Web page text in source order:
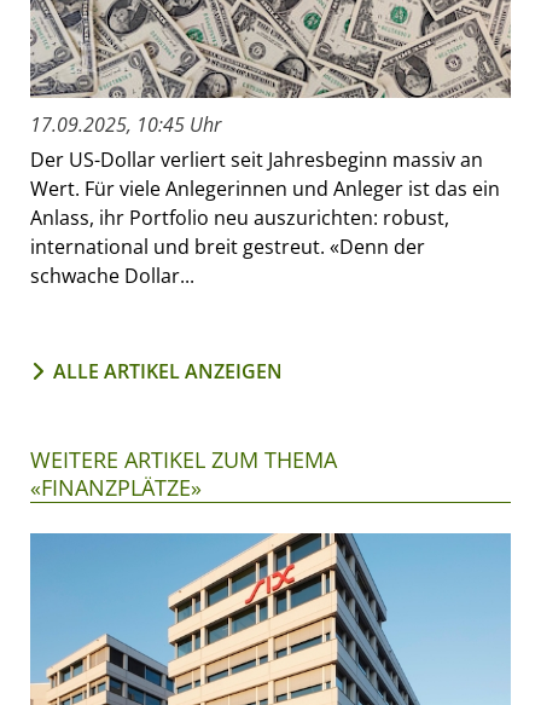
17.09.2025, 10:45 Uhr
Der US-Dollar verliert seit Jahresbeginn massiv an
Wert. Für viele Anlegerinnen und Anleger ist das ein
Anlass, ihr Portfolio neu auszurichten: robust,
international und breit gestreut. «Denn der
schwache Dollar...
ALLE ARTIKEL ANZEIGEN
WEITERE ARTIKEL ZUM THEMA
«FINANZPLÄTZE»